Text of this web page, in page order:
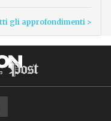
gli approfondimenti >